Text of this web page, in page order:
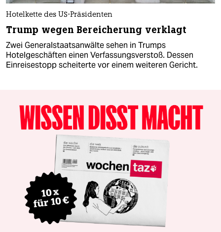
Hotelkette des US-Präsidenten
Trump wegen Bereicherung verklagt
Zwei Generalstaatsanwälte sehen in Trumps
Hotelgeschäften einen Verfassungsverstoß. Dessen
Einreisestopp scheiterte vor einem weiteren Gericht.